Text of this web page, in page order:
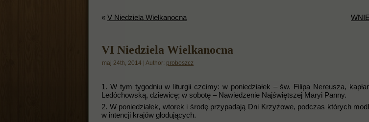
« V Niedziela Wielkanocna
VI Niedziela Wielkanocna
maj 24th, 2014 | Author: proboszcz
1. W tym tygodniu w liturgii czcimy: w poniedziałek – św. Filipa Nereusza,
Ledóchowską, dziewicę; w sobotę – Nawiedzenie Najświętszej Maryi Panny.
2. W poniedziałek, wtorek i środę przypadają Dni Krzyżowe, podczas których
w intencji krajów głodujących.